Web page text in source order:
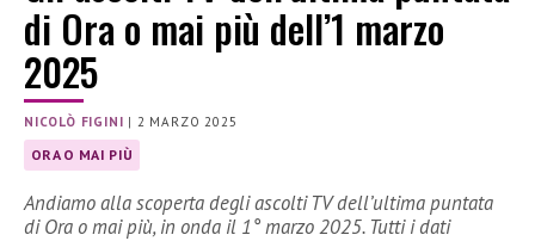
di Ora o mai più dell’1 marzo
2025
NICOLÒ FIGINI | 2 MARZO 2025
ORA O MAI PIÙ
Andiamo alla scoperta degli ascolti TV dell’ultima puntata
di Ora o mai più, in onda il 1° marzo 2025. Tutti i dati